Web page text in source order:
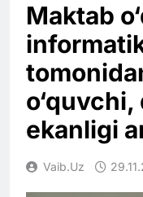
Maktab
ekanligi
Vaib.uz